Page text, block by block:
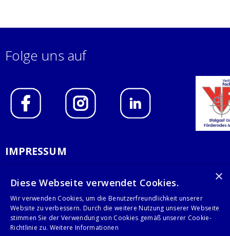
Folge uns auf
IMPRESSUM
AGB
KONTAKT
×
Diese Webseite verwendet Cookies.
Wir verwenden Cookies, um die Benutzerfreundlichkeit unserer
Website zu verbessern. Durch die weitere Nutzung unserer Webseite
stimmen Sie der Verwendung von Cookies gemäß unserer Cookie-
Richtlinie zu. Weitere Informationen